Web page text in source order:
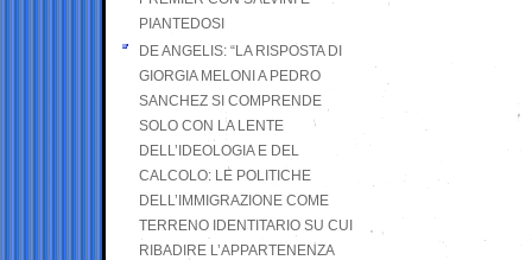
PIANTEDOSI
DE ANGELIS: “LA RISPOSTA DI
GIORGIA MELONI A PEDRO
SANCHEZ SI COMPRENDE
SOLO CON LA LENTE
DELL’IDEOLOGIA E DEL
CALCOLO: LE POLITICHE
DELL’IMMIGRAZIONE COME
TERRENO IDENTITARIO SU CUI
RIBADIRE L’APPARTENENZA